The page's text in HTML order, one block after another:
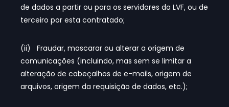
de dados a partir ou para os servidores da LVF, ou de
terceiro por esta contratado;
(ii) Fraudar, mascarar ou alterar a origem de
comunicações (incluindo, mas sem se limitar a
alteração de cabeçalhos de e-mails, origem de
arquivos, origem da requisição de dados, etc.);